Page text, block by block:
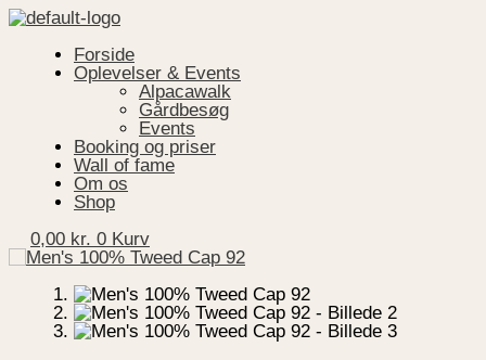
Gå
til
indholdet
Menu
Forside
Oplevelser & Events
Alpacawalk
Gårdbesøg
Events
Booking og priser
Wall of fame
Om os
Shop
0,00 kr. 0 Kurv
Men's
100%